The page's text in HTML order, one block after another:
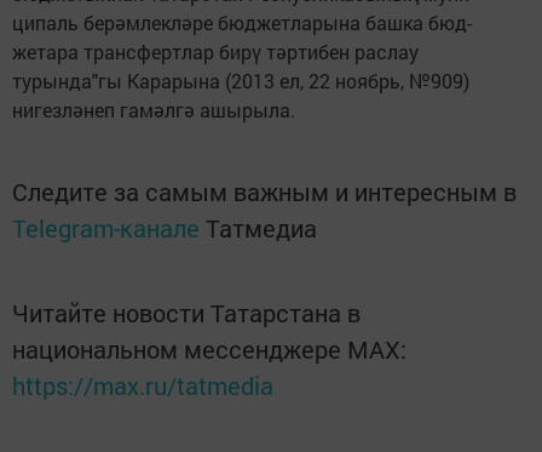
ципаль берәмлекләре бюд­жетларына башка бюд­­
жетара трансфертлар бирү тәртибен раслау
турында"гы Карарына (2013 ел, 22 ноябрь, №909)
нигезләнеп гамәлгә ашырыла.
Следите за самым важным и интересным в
Telegram-канале Татмедиа
Читайте новости Татарстана в
национальном мессенджере MАХ:
https://max.ru/tatmedia